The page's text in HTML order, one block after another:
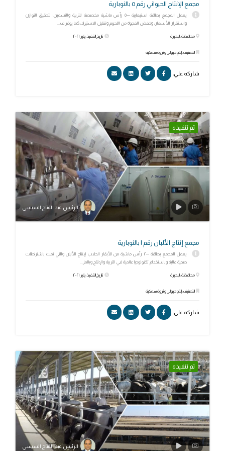
مجمع الإنتاج الحيواني رقم ٥ بالنوبارية
يعمل المجمع بطاقة استيعابية ٥٠٠٠ رأس ماشية مخصصة للتربية والتسمين؛ لتحقيق التوازن
واستقرار الأسعار، وخفض الفجوة من اللحوم وتقليل الاستيراد، كما يوفر ف...
محافظة: البحيرة
التصنيف: إنتاج حيوانى وثروة سمكية
تاريخ التنفيذ: يناير ٢٠٢١
شاركه علي:
تم تنفيذه
الرئيس عبد الفتاح السيسي
مجمع إنتاج الألبان رقم ١ بالنوبارية
يعمل المجمع بطاقة ٢٠٠٠ رأس ماشية من الأبقار الحلاب لإنتاج الألبان والتي تمت باشتراطات
صحية عالية وباستخدام تكنولوجيا عالمية في التربية والإنتاج وبالمز...
محافظة: البحيرة
التصنيف: إنتاج حيوانى وثروة سمكية
تاريخ التنفيذ: يناير ٢٠٢١
شاركه علي:
تم تنفيذه
الرئيس عبد الفتاح السيسي